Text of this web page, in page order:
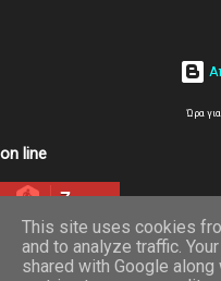
προπονήσεις μέσα απο τον
Τεγξίζογλου (προπονητής) ,
(ποδοσφαιριστής) και
Ώρα
on line
7
This site uses cookies
and to analyze traffic.
shared with Google